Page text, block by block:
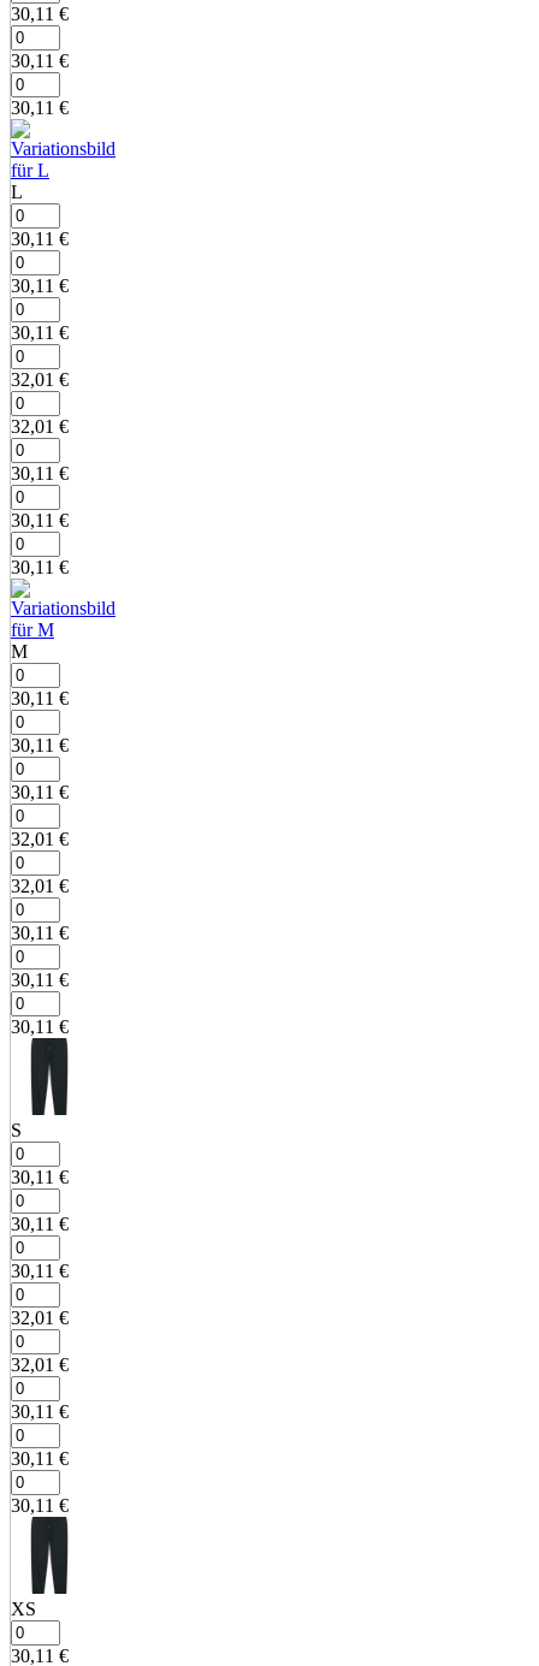
30,11 €
30,11 €
30,11 €
L
30,11 €
30,11 €
30,11 €
32,01 €
32,01 €
30,11 €
30,11 €
30,11 €
M
30,11 €
30,11 €
30,11 €
32,01 €
32,01 €
30,11 €
30,11 €
30,11 €
S
30,11 €
30,11 €
30,11 €
32,01 €
32,01 €
30,11 €
30,11 €
30,11 €
XS
30,11 €